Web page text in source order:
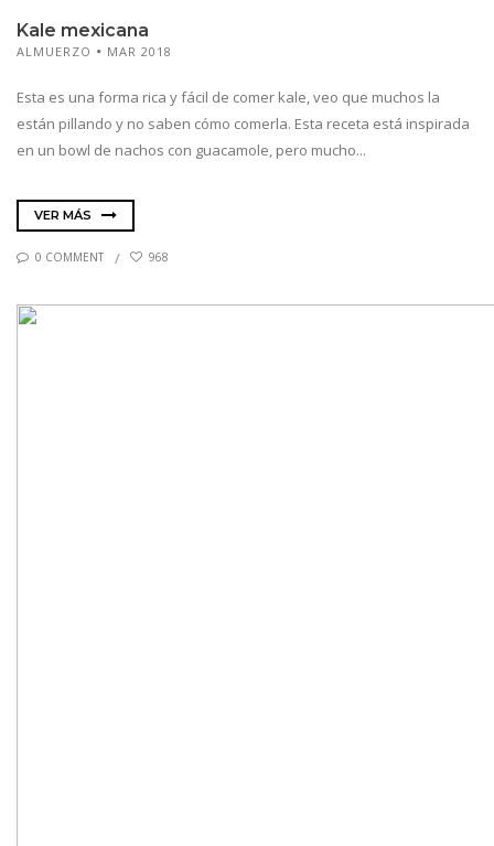
Kale mexicana
ALMUERZO MAR 2018
Esta es una forma rica y fácil de comer kale, veo que muchos la
están pillando y no saben cómo comerla. Esta receta está inspirada
en un bowl de nachos con guacamole, pero mucho...
VER MÁS
0 COMMENT 968